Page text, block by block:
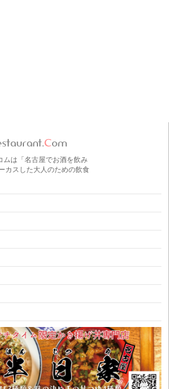
ムは「名古屋でお酒を飲み
カスした大人のための飲食